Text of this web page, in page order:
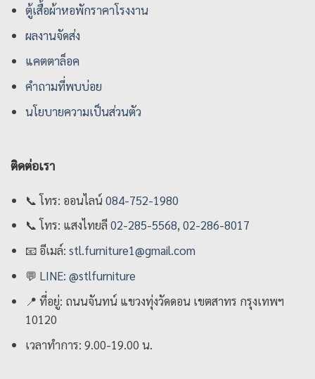
ตู้เสื้อผ้าหอพักราคาโรงงาน
ผลงานจัดส่ง
แคตตาล็อค
คําถามที่พบบ่อย
นโยบายความเป็นส่วนตัว
ติดต่อเรา
📞โทร: ออนไลน์084-752-1980
📞โทร: แสงไทยลี02-285-5568,02-286-8017
📧 อีเมล์:stl.furniture1@gmail.com
💬 LINE: @stlfurniture
📍 ที่อยู่: ถนนจันทน์ แขวงทุ่งวัดดอน เขตสาทร กรุงเทพฯ
10120
เวลาทำการ: 9.00-19.00 น.